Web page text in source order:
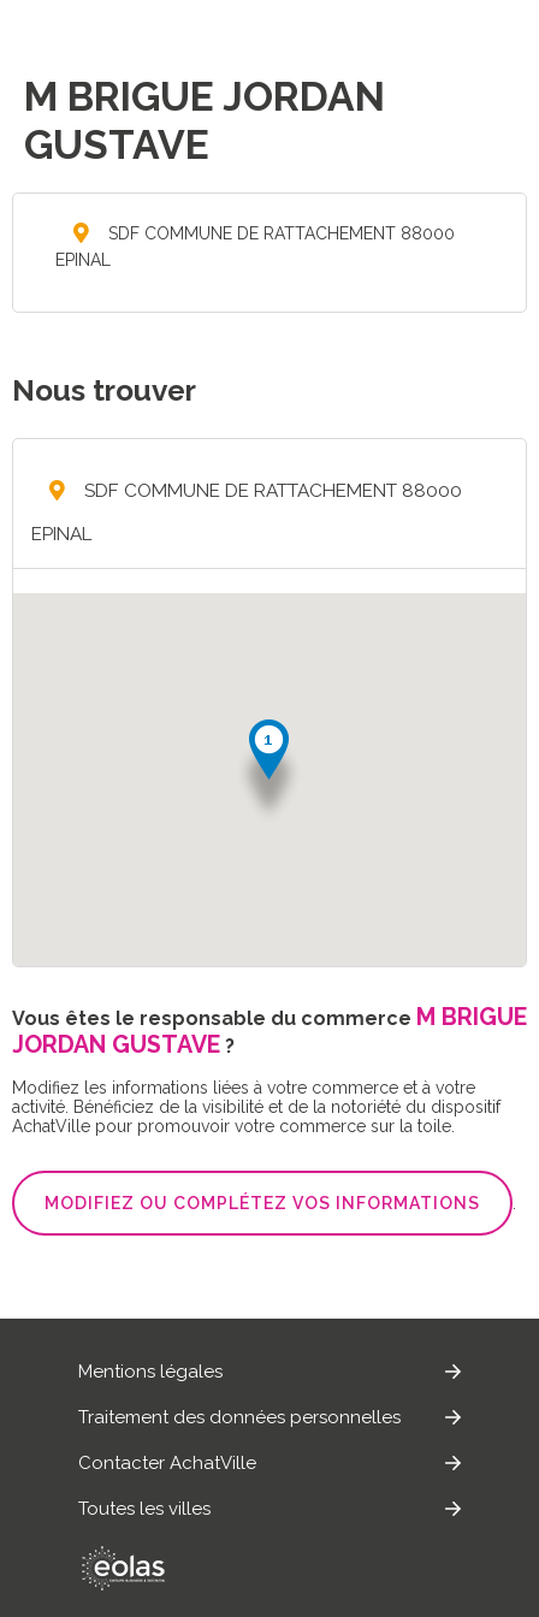
M BRIGUE JORDAN
GUSTAVE
SDF COMMUNE DE RATTACHEMENT 88000
EPINAL
Nous trouver
SDF COMMUNE DE RATTACHEMENT 88000
EPINAL
Vous êtes le responsable du commerce M BRIGUE
JORDAN GUSTAVE ?
Modifiez les informations liées à votre commerce et à votre
activité. Bénéficiez de la visibilité et de la notoriété du dispositif
AchatVille pour promouvoir votre commerce sur la toile.
MODIFIEZ OU COMPLÉTEZ VOS INFORMATIONS
Mentions légales
Traitement des données personnelles
Contacter AchatVille
Toutes les villes